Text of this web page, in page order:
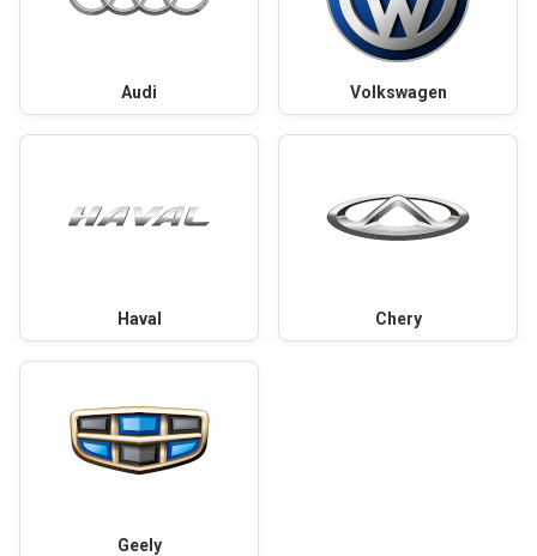
Audi Volkswagen
Haval Chery
Geely